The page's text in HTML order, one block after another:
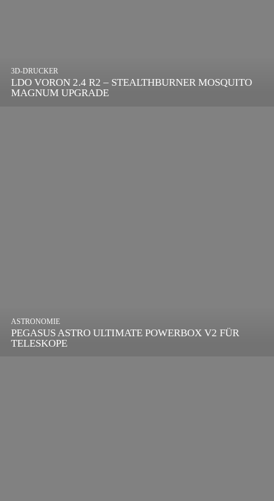
LDO VORON 2.4 R2 – STEALTHBURNER MOSQUITO
MAGNUM UPGRADE
3D-DRUCKER
PEGASUS ASTRO ULTIMATE POWERBOX V2 FÜR
TELESKOPE
ASTRONOMIE